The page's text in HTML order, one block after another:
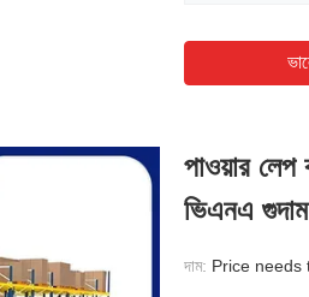
পাওয়ার লেপ
ভিএনএ গুদাম
দাম: Price needs